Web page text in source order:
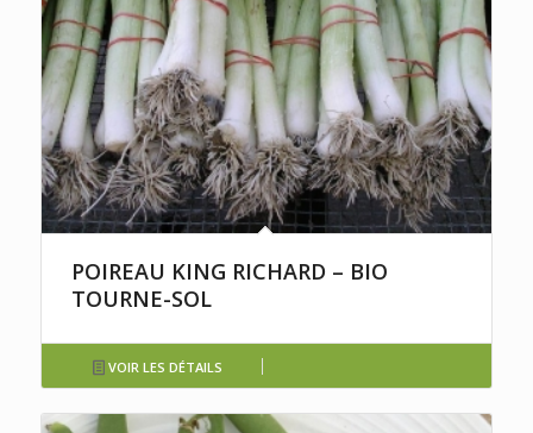
POIREAU KING RICHARD – BIO
TOURNE-SOL
VOIR LES DÉTAILS